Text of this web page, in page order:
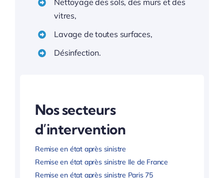
Nettoyage des sols, des murs et des
vitres,
Lavage de toutes surfaces,
Désinfection.
Nos secteurs
d’intervention
Remise en état après sinistre
Remise en état après sinistre Ile de France
Remise en état après sinistre Paris 75